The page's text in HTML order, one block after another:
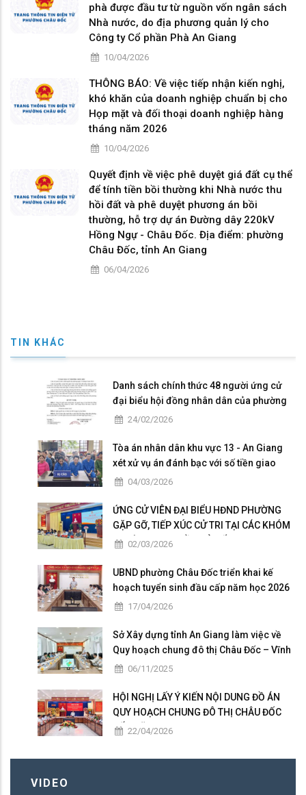
phà được đầu tư từ nguồn vốn ngân sách
Nhà nước, do địa phương quản lý cho
Công ty Cổ phần Phà An Giang
10/04/2026
THÔNG BÁO: Về việc tiếp nhận kiến nghị,
khó khăn của doanh nghiệp chuẩn bị cho
Họp mặt và đối thoại doanh nghiệp hàng
tháng năm 2026
10/04/2026
Quyết định về việc phê duyệt giá đất cụ thể
để tính tiền bồi thường khi Nhà nước thu
hồi đất và phê duyệt phương án bồi
thường, hỗ trợ dự án Đường dây 220kV
Hồng Ngự - Châu Đốc. Địa điểm: phường
Châu Đốc, tỉnh An Giang
06/04/2026
TIN KHÁC
Danh sách chính thức 48 người ứng cử
đại biểu hội đồng nhân dân của phường
Châu Đốc nhiệm kỳ 2026 - 2031
24/02/2026
Tòa án nhân dân khu vực 13 - An Giang
xét xử vụ án đánh bạc với số tiền giao
dịch hơn 4,9 tỷ đồng
04/03/2026
ỨNG CỬ VIÊN ĐẠI BIỂU HĐND PHƯỜNG
GẶP GỠ, TIẾP XÚC CỬ TRI TẠI CÁC KHÓM
THUỘC ĐƠN VỊ BẦU CỬ SỐ 5
02/03/2026
UBND phường Châu Đốc triển khai kế
hoạch tuyển sinh đầu cấp năm học 2026
– 202717/04/2026
Sở Xây dựng tỉnh An Giang làm việc về
Quy hoạch chung đô thị Châu Đốc – Vĩnh
Tế giai đoạn 2025 – 2026
06/11/2025
HỘI NGHỊ LẤY Ý KIẾN NỘI DUNG ĐỒ ÁN
QUY HOẠCH CHUNG ĐÔ THỊ CHÂU ĐỐC
ĐẾN NĂM 2050
22/04/2026
VIDEO